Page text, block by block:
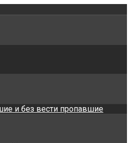
и без вести пропавшие